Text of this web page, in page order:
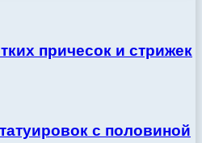
причесок и стрижек
с половиной